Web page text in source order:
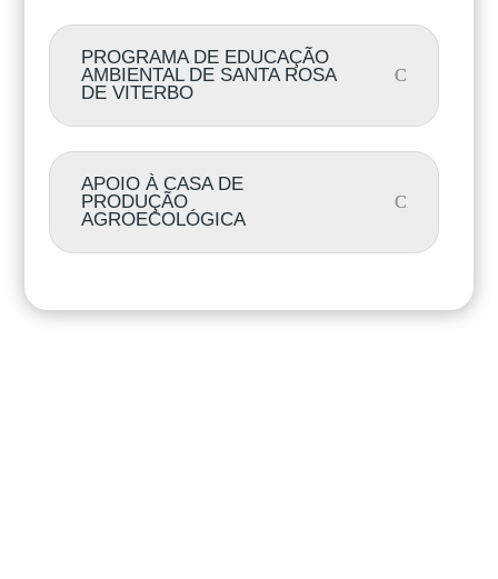
PROGRAMA DE EDUCAÇÃO
AMBIENTAL DE SANTA ROSA
DE VITERBO
APOIO À CASA DE
PRODUÇÃO
AGROECOLÓGICA